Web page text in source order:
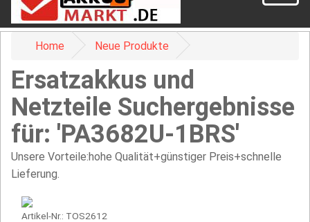
Home Neue Produkte
Ersatzakkus und
Netzteile Suchergebnisse
für: 'PA3682U-1BRS'
Unsere Vorteile:hohe Qualität+günstiger Preis+schnelle
Lieferung.
Artikel-Nr.: TOS2612